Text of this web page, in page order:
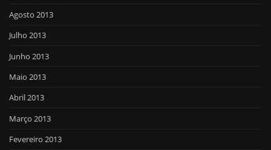
Agosto 2013
Julho 2013
Junho 2013
Maio 2013
Abril 2013
Março 2013
Fevereiro 2013